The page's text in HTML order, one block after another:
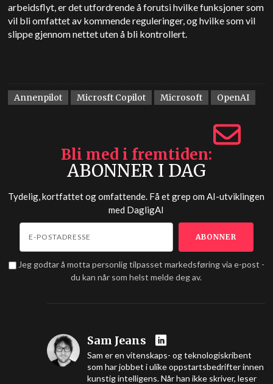
arbeidsflyt, er det utfordrende å forutsi hvilke funksjoner som
vil bli omfattet av kommende reguleringer, og hvilke som vil
slippe gjennom nettet uten å bli kontrollert.
Annenpilot Microsft Copilot Microsoft OpenAI
Bli med i fremtiden
ABONNER I DAG
Tydelig, kortfattet og omfattende. Få et grep om AI-utviklingen
med DagligAI
Jeg godtar å motta personlig tilpasset markedsføring via e-post -
du kan når som helst melde deg av.
Sam Jeans
Sam er en vitenskaps- og teknologiskribent
som har jobbet i ulike oppstartsbedrifter innen
kunstig intelligens. Når han ikke skriver, leser